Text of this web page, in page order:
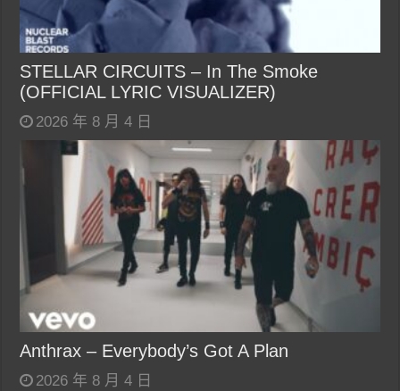
STELLAR CIRCUITS – In The Smoke
(OFFICIAL LYRIC VISUALIZER)
2026 年 8 月 4 日
Anthrax – Everybody’s Got A Plan
2026 年 8 月 4 日